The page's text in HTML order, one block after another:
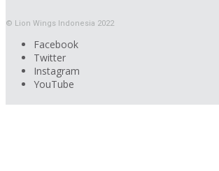
© Lion Wings Indonesia 2022
Facebook
Twitter
Instagram
YouTube